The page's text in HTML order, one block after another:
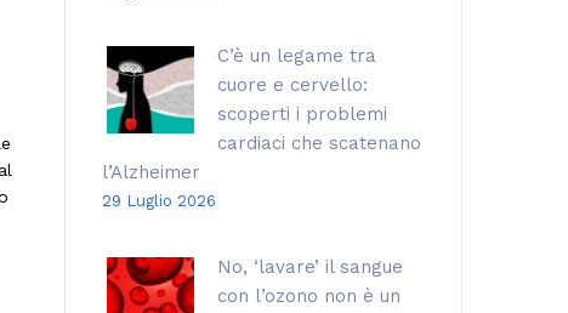
C’è un legame tra
cuore e cervello:
scoperti i problemi
cardiaci che scatenano
l’Alzheimer
29 Luglio 2026
No, ‘lavare’ il sangue
con l’ozono non è un